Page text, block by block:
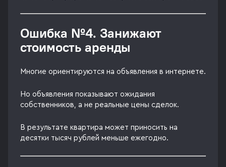
Ошибка №4. Занижают
стоимость аренды
Многие ориентируются на объявления в интернете.
Но объявления показывают ожидания
собственников, а не реальные цены сделок.
В результате квартира может приносить на
десятки тысяч рублей меньше ежегодно.